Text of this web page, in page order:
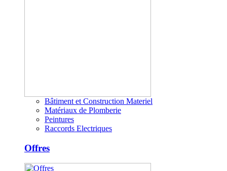
Bâtiment et Construction Materiel
Matériaux de Plomberie
Peintures
Raccords Electriques
Offres